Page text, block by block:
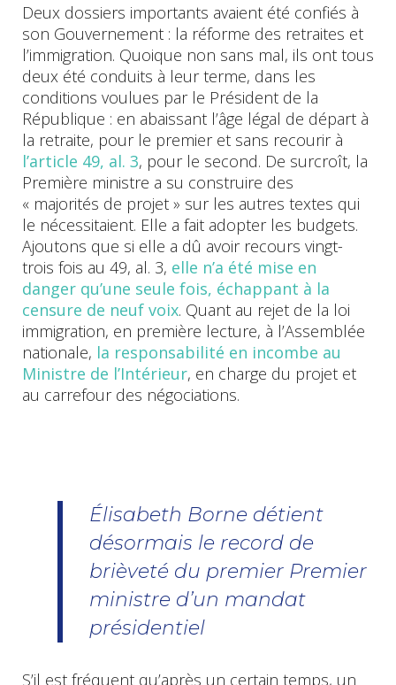
Deux dossiers importants avaient été confiés à
son Gouvernement : la réforme des retraites et
l’immigration. Quoique non sans mal, ils ont tous
deux été conduits à leur terme, dans les
conditions voulues par le Président de la
République : en abaissant l’âge légal de départ à
la retraite, pour le premier et sans recourir à
l’article 49, al. 3, pour le second. De surcroît, la
Première ministre a su construire des
« majorités de projet » sur les autres textes qui
le nécessitaient. Elle a fait adopter les budgets.
Ajoutons que si elle a dû avoir recours vingt-
trois fois au 49, al. 3, elle n’a été mise en
danger qu’une seule fois, échappant à la
censure de neuf voix. Quant au rejet de la loi
immigration, en première lecture, à l’Assemblée
nationale, la responsabilité en incombe au
Ministre de l’Intérieur, en charge du projet et
au carrefour des négociations.
Élisabeth Borne détient
désormais le record de
brièveté du premier Premier
ministre d’un mandat
présidentiel
S’il est fréquent qu’après un certain temps, un